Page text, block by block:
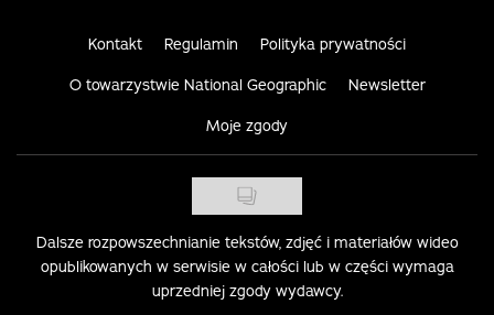
Kontakt Regulamin Polityka prywatności
O towarzystwie National Geographic Newsletter
Moje zgody
Dalsze rozpowszechnianie tekstów, zdjęć i materiałów wideo
opublikowanych w serwisie w całości lub w części wymaga
uprzedniej zgody wydawcy.